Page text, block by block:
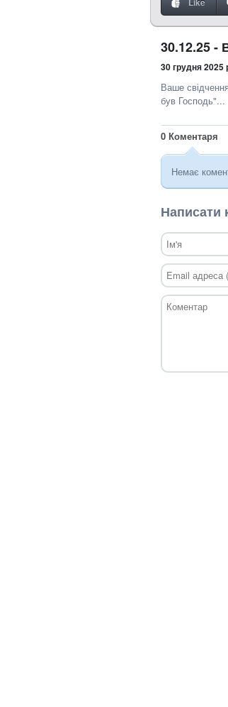
30.12.25 -
30 грудня 2025
Ваше
був Господь"...
0 Коментаря
Немає
Написати